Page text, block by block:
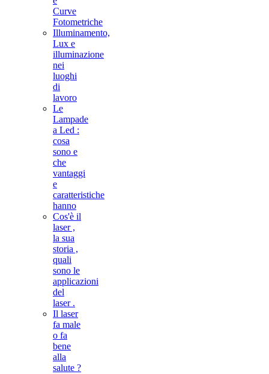
Curve
Fotometriche
Illuminamento,
Lux e
illuminazione
nei
luoghi
di
lavoro
Le
Lampade
a Led :
cosa
sono e
che
vantaggi
e
caratteristiche
hanno
Cos'è il
laser ,
la sua
storia ,
quali
sono le
applicazioni
del
laser .
Il laser
fa male
o fa
bene
alla
salute ?